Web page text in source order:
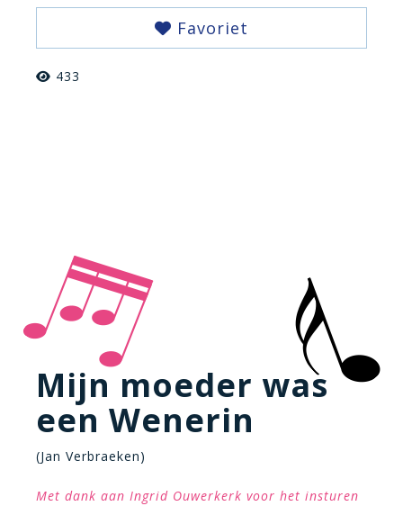
Favoriet
433
Mijn moeder was
een Wenerin
(Jan Verbraeken)
Met dank aan Ingrid Ouwerkerk voor het insturen